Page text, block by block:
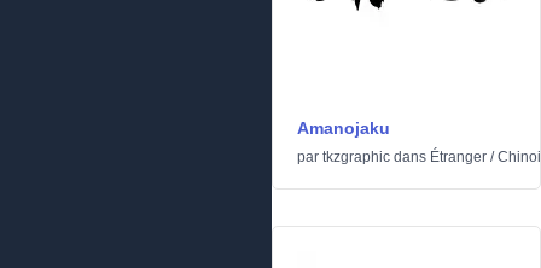
Amanojaku
par tkzgraphic dans Étranger /